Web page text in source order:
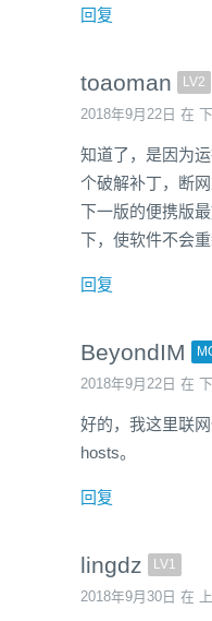
回复
toaoman LV2
2018年9月22日 在
知道了，是因为
个破解补丁，断
下一版的便携版
下，使软件不会
回复
BeyondIM
2018年9月22日 在
好的，我这里联
hosts。
回复
lingdz LV1
2018年9月30日 在